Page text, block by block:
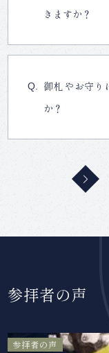
きますか？
御札やお守り
か？
参拝者の声
参拝者の声